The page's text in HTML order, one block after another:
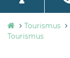
Bad
language
Select Language
Tourismus
Tourismus